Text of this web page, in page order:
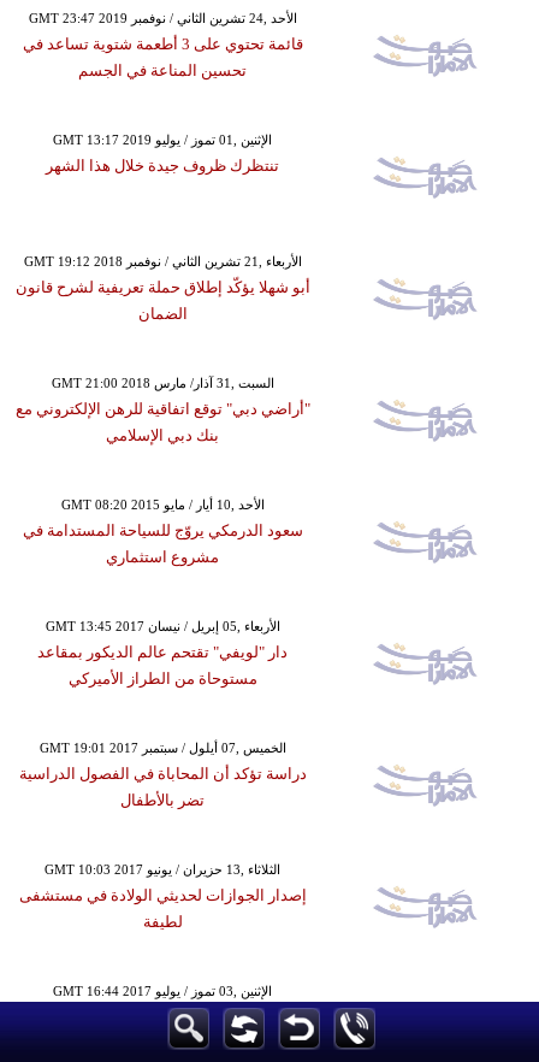
GMT 23:47 2019 الأحد ,24 تشرين الثاني / نوفمبر
قائمة تحتوي على 3 أطعمة شتوية تساعد في
تحسين المناعة في الجسم
GMT 13:17 2019 الإثنين ,01 تموز / يوليو
تنتظرك ظروف جيدة خلال هذا الشهر
GMT 19:12 2018 الأربعاء ,21 تشرين الثاني / نوفمبر
أبو شهلا يؤكّد إطلاق حملة تعريفية لشرح قانون
الضمان
GMT 21:00 2018 السبت ,31 آذار/ مارس
"أراضي دبي" توقع اتفاقية للرهن الإلكتروني مع
بنك دبي الإسلامي
GMT 08:20 2015 الأحد ,10 أيار / مايو
سعود الدرمكي يروّج للسياحة المستدامة في
مشروع استثماري
GMT 13:45 2017 الأربعاء ,05 إبريل / نيسان
دار "لويفي" تقتحم عالم الديكور بمقاعد
مستوحاة من الطراز الأميركي
GMT 19:01 2017 الخميس ,07 أيلول / سبتمبر
دراسة تؤكد أن المحاباة في الفصول الدراسية
تضر بالأطفال
GMT 10:03 2017 الثلاثاء ,13 حزيران / يونيو
إصدار الجوازات لحديثي الولادة في مستشفى
لطيفة
GMT 16:44 2017 الإثنين ,03 تموز / يوليو
علماء يدرجون الببغاوات ضمن الآفات ويطالبون
بإعدامها